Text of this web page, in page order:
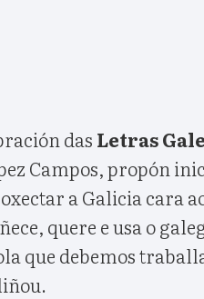
das Letras
Campos, propón
a Galicia cara
quere e usa o
que debemos